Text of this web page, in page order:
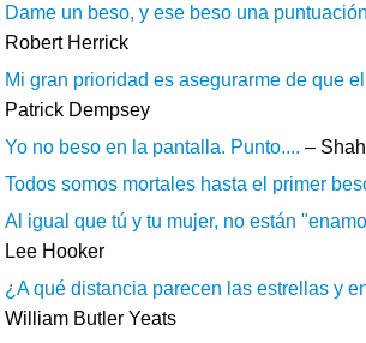
Dame un beso, y ese beso una
Robert Herrick
Mi gran prioridad es asegurarme de que
Patrick Dempsey
Yo no beso en la pantalla. Punto.... –
Todos somos mortales hasta el primer
Al igual que tú y tu mujer, no están
Lee Hooker
¿A qué distancia parecen las estrellas y
William Butler Yeats